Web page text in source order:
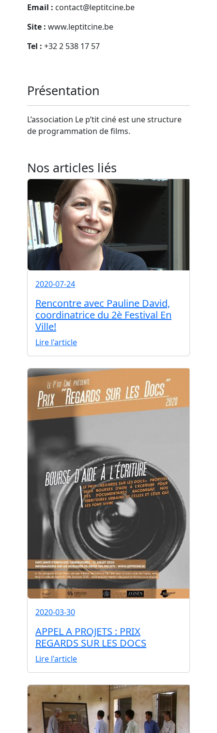
Email : contact@leptitcine.be
Site : www.leptitcine.be
Tel : +32 2 538 17 57
Présentation
L’association Le p’tit ciné est une structure
de programmation de films.
Nos articles liés
2020-07-24
Rencontre avec Pauline David,
coordinatrice du 2è Festival En
Ville!
Lire l'article
2020-03-30
APPEL A PROJETS : PRIX
REGARDS SUR LES DOCS
Lire l'article